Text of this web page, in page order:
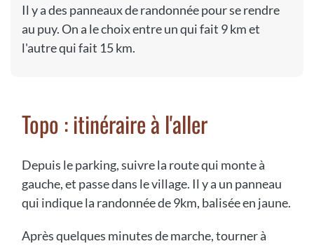
Il y a des panneaux de randonnée pour se rendre
au puy. On a le choix entre un qui fait 9 km et
l'autre qui fait 15 km.
Topo : itinéraire à l'aller
Depuis le parking, suivre la route qui monte à
gauche, et passe dans le village. Il y a un panneau
qui indique la randonnée de 9km, balisée en jaune.
Après quelques minutes de marche, tourner à